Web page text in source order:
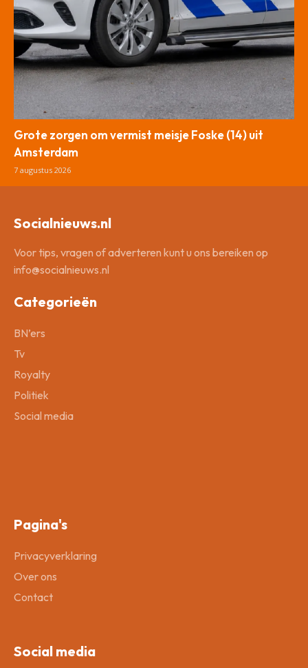
Grote zorgen om vermist meisje Foske (14) uit
Amsterdam
7 augustus 2026
Socialnieuws.nl
Voor tips, vragen of adverteren kunt u ons bereiken op
info@socialnieuws.nl
Categorieën
BN’ers
Tv
Royalty
Politiek
Social media
Pagina's
Privacyverklaring
Over ons
Contact
Social media